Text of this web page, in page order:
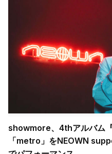
showmore、4thアルバム
「metro」をNEOWN